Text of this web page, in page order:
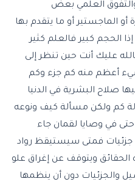
العلمي بعض
الماجستير أو ما يتقدم بها
الحجم كبير فالعلم كثير
عليك أنت حين تنظر إلى
أعظم منه كم جزء وكم
صلاح البشرية في الدنيا
كم ولكن مسألة كيف ونوعه
حتى في وصايا لقمان جاء
جزئيات فمتى سيستيقظ رواد
الحقائق ويتوقف عن إغراق علو
والجزئيات دون أن ينظمها